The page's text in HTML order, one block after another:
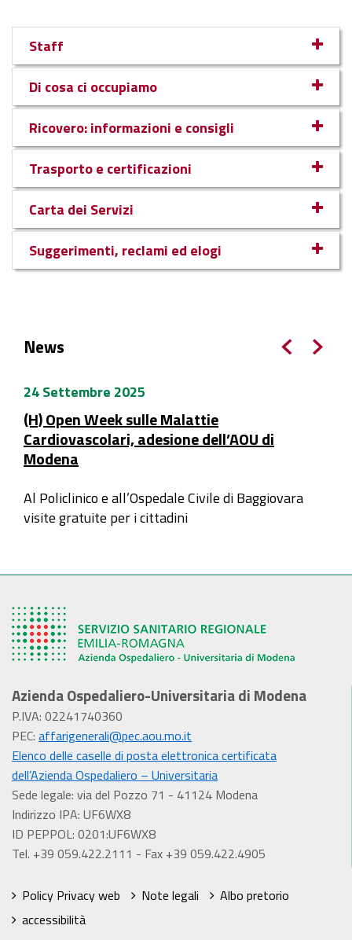
Staff
Di cosa ci occupiamo
Ricovero: informazioni e consigli
Trasporto e certificazioni
Carta dei Servizi
Suggerimenti, reclami ed elogi
News
24 Settembre 2025
(H) Open Week sulle Malattie
Cardiovascolari, adesione dell’AOU di
Modena
Al Policlinico e all’Ospedale Civile di Baggiovara
visite gratuite per i cittadini
Azienda Ospedaliero-Universitaria di Modena
P.IVA: 02241740360
PEC: affarigenerali@pec.aou.mo.it
Elenco delle caselle di posta elettronica certificata
dell’Azienda Ospedaliero – Universitaria
Sede legale: via del Pozzo 71 - 41124 Modena
Indirizzo IPA: UF6WX8
ID PEPPOL: 0201:UF6WX8
Tel. +39 059.422.2111 - Fax +39 059.422.4905
Policy Privacy web Note legali
Albo pretorio
accessibilità